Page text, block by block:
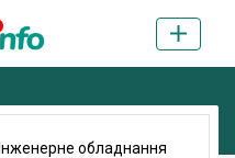
Інженерне обладнання